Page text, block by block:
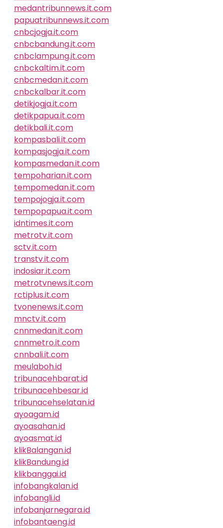
medantribunnews.it.com
papuatribunnews.it.com
cnbcjogja.it.com
cnbcbandung.it.com
cnbclampung.it.com
cnbckaltim.it.com
cnbcmedan.it.com
cnbckalbar.it.com
detikjogja.it.com
detikpapua.it.com
detikbali.it.com
kompasbali.it.com
kompasjogja.it.com
kompasmedan.it.com
tempoharian.it.com
tempomedan.it.com
tempojogja.it.com
tempopapua.it.com
idntimes.it.com
metrotv.it.com
sctv.it.com
transtv.it.com
indosiar.it.com
metrotvnews.it.com
rctiplus.it.com
tvonenews.it.com
mnctv.it.com
cnnmedan.it.com
cnnmetro.it.com
cnnbali.it.com
meulaboh.id
tribunacehbarat.id
tribunacehbesar.id
tribunacehselatan.id
ayoagam.id
ayoasahan.id
ayoasmat.id
klikBalangan.id
klikBandung.id
klikbanggai.id
infobangkalan.id
infobangli.id
infobanjarnegara.id
infobantaeng.id